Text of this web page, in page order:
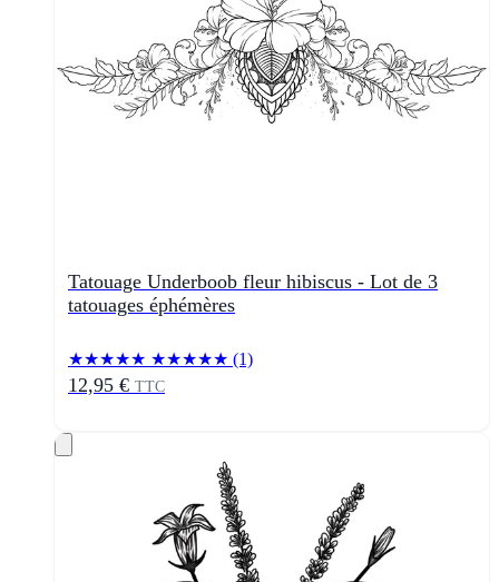
Tatouage Underboob fleur hibiscus - Lot de 3
tatouages éphémères
★★★★★ ★★★★★ (1)
12,95 € TTC